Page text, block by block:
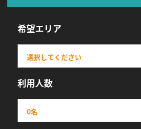
希望エリア
利用人数